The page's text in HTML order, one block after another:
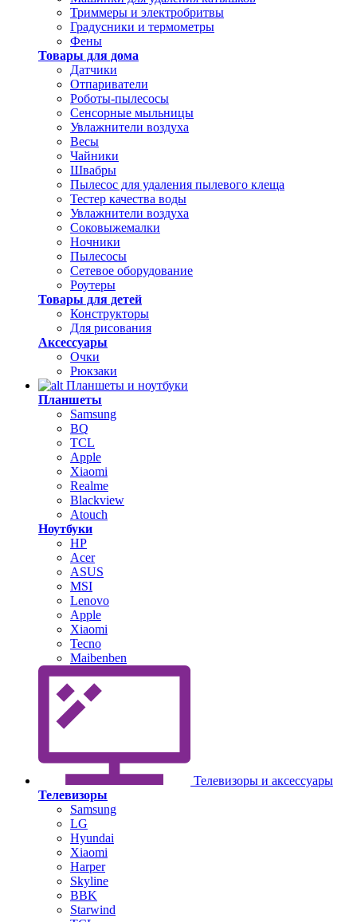
Триммеры и электробритвы
Градусники и термометры
Фены
Товары для дома
Датчики
Отпариватели
Роботы-пылесосы
Сенсорные мыльницы
Увлажнители воздуха
Весы
Чайники
Швабры
Пылесос для удаления пылевого клеща
Тестер качества воды
Увлажнители воздуха
Соковыжемалки
Ночники
Пылесосы
Сетевое оборудование
Роутеры
Товары для детей
Конструкторы
Для рисования
Аксессуары
Очки
Рюкзаки
Планшеты и ноутбуки
Планшеты
Samsung
BQ
TCL
Apple
Xiaomi
Realme
Blackview
Atouch
Ноутбуки
HP
Acer
ASUS
MSI
Lenovo
Apple
Xiaomi
Tecno
Maibenben
Телевизоры и аксессуары
Телевизоры
Samsung
LG
Hyundai
Xiaomi
Harper
Skyline
BBK
Starwind